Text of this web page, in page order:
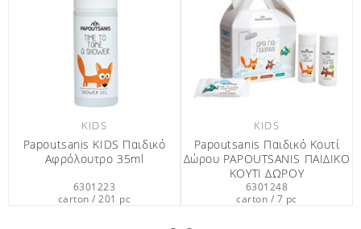
ΚIDS Παιδικό
35ml
/ 201 pc
Papoutsanis Παιδικό Κουτί
Δώρου PAPOUTSANIS ΠΑΙΔΙΚΟ
ΚΟΥΤΙ ΔΩΡΟΥ
carton / 7 pc